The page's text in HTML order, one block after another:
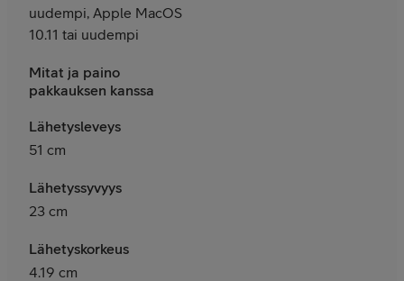
uudempi, Apple MacOS
10.11 tai uudempi
Mitat ja paino
pakkauksen kanssa
Lähetysleveys
51 cm
Lähetyssyvyys
23 cm
Lähetyskorkeus
4.19 cm